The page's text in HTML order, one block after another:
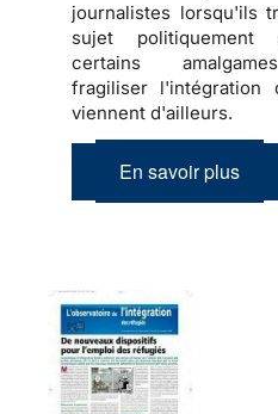
journalistes lorsqu'ils
sujet politiquement
certains
fragiliser l'intégration
viennent d'ailleurs.
En savoir plus